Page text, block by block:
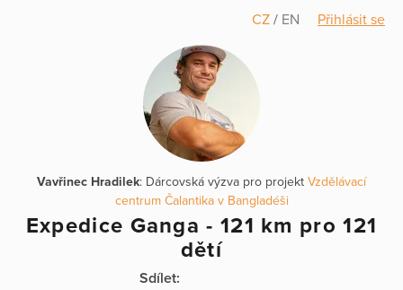
CZ / EN Přihlásit se
Vavřinec Hradilek: Dárcovská výzva pro projekt Vzdělávací
centrum Čalantika v Bangladéši
Expedice Ganga - 121 km pro 121
dětí
Sdílet: